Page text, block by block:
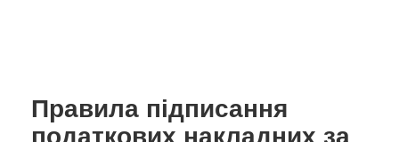
Правила підписання
податкових накладних за